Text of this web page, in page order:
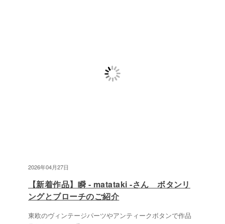
2026年04月27日
【新着作品】瞬 - matataki -さん ボタンリ
ングとブローチのご紹介
東欧のヴィンテージパーツやアンティークボタンで作品